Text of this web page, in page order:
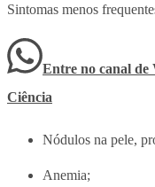
Sintomas menos
Entre no canal de
Ciência
Nódulos na pele,
Anemia;